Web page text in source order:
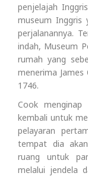
penjelajah
museum Inggris
perjalanannya.
indah, Museum
rumah yang
menerima
1746.
Cook
kembali untuk
pelayaran
tempat dia
ruang untuk
melalui jendela